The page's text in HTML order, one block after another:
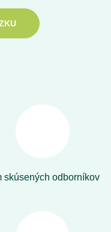
skúsených odborníkov